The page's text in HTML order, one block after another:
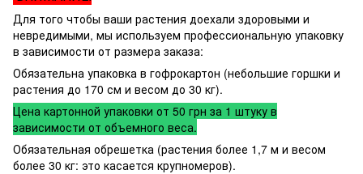
Для того чтобы ваши растения доехали здоровыми и
невредимыми, мы используем профессиональную упаковку
в зависимости от размера заказа:
Обязательна упаковка в гофрокартон (небольшие горшки и
растения до 170 см и весом до 30 кг).
Цена картонной упаковки от 50 грн за 1 штуку в
зависимости от объемного веса.
Обязательная обрешетка (растения более 1,7 м и весом
более 30 кг: это касается крупномеров).